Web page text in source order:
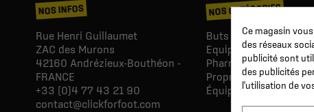
NOS INFOS
Rue Henri Guillaumet
ZAC des Murons
42160 Andrézieux-Bouthéon -
FRANCE
+33 (0)4 77 43 21 90
contact@clickforfoot.com
NOS CATÉGORIES
Buts & Abris football
Equipements du Club
Pharmacie & Soins
Proprio & réeducation
Équipements du
Ce magasin
des réseaux
publicité sont
des publicités
l'utilisation de